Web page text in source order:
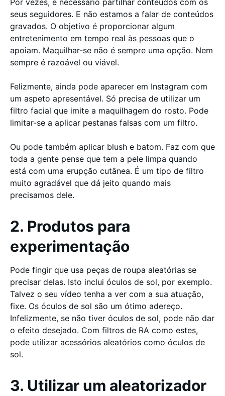
Por vezes, é necessário partilhar conteúdos com os
seus seguidores. E não estamos a falar de conteúdos
gravados. O objetivo é proporcionar algum
entretenimento em tempo real às pessoas que o
apoiam. Maquilhar-se não é sempre uma opção. Nem
sempre é razoável ou viável.
Felizmente, ainda pode aparecer em Instagram com
um aspeto apresentável. Só precisa de utilizar um
filtro facial que imite a maquilhagem do rosto. Pode
limitar-se a aplicar pestanas falsas com um filtro.
Ou pode também aplicar blush e batom. Faz com que
toda a gente pense que tem a pele limpa quando
está com uma erupção cutânea. É um tipo de filtro
muito agradável que dá jeito quando mais
precisamos dele.
2. Produtos para
experimentação
Pode fingir que usa peças de roupa aleatórias se
precisar delas. Isto inclui óculos de sol, por exemplo.
Talvez o seu vídeo tenha a ver com a sua atuação,
fixe. Os óculos de sol são um ótimo adereço.
Infelizmente, se não tiver óculos de sol, pode não dar
o efeito desejado. Com filtros de RA como estes,
pode utilizar acessórios aleatórios como óculos de
sol.
3. Utilizar um aleatorizador